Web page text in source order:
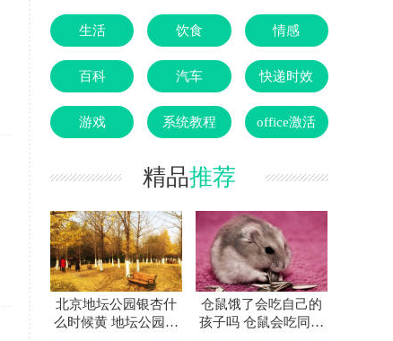
生活 饮食 情感
百科 汽车 快递时效
游戏 系统教程 office激活
精品推荐
北京地坛公园银杏什
么时候黄 地坛公园银
仓鼠饿了会吃自己的
孩子吗 仓鼠会吃同伴